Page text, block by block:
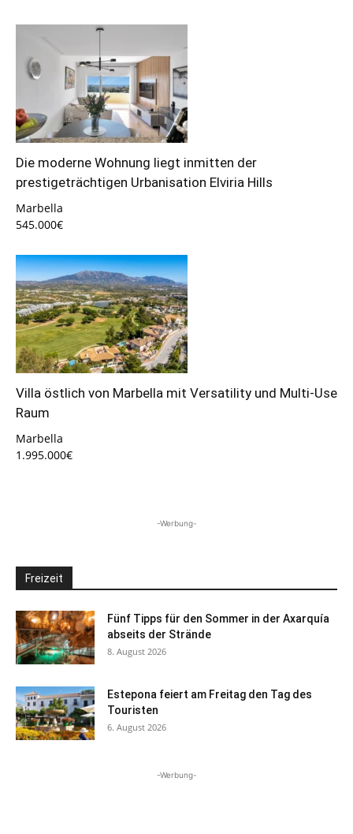
Die moderne Wohnung liegt inmitten der
prestigeträchtigen Urbanisation Elviria Hills
Marbella
545.000€
Villa östlich von Marbella mit Versatility und Multi-Use
Raum
Marbella
1.995.000€
-Werbung-
Freizeit
Fünf Tipps für den Sommer in der Axarquía
abseits der Strände
8. August 2026
Estepona feiert am Freitag den Tag des
Touristen
6. August 2026
-Werbung-